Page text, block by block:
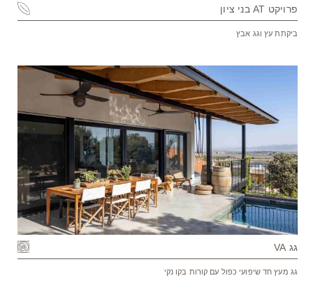
פרויקט AT בני ציון
ביקתת עץ וגג אבץ
גג VA
גג מעץ חד שיפועי כפול עם קורות בקו נקי